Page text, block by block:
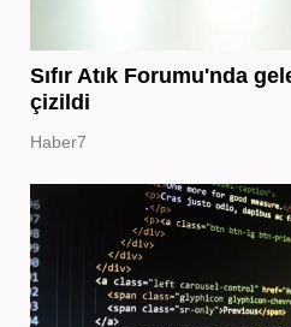
Sıfır Atık Forumu'nda
çizildi
Haber7